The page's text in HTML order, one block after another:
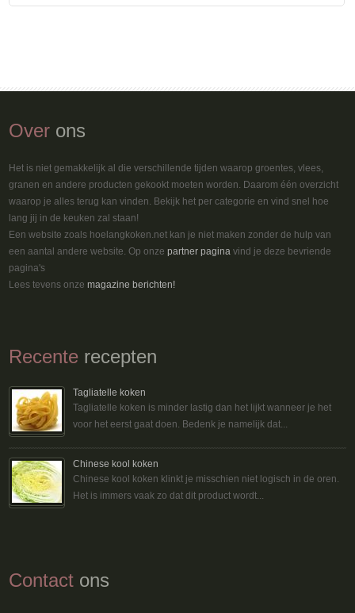
Over ons
Het is niet gemakkelijk al die verschillende tijden waarop groentes, vlees,
granen en andere producten gekookt moeten worden. Daarom één overzicht
waarop je alles terug kan vinden. Bekijk het per categorie en vind snel hoe
lang jij in de keuken zal staan!
Een website zoals hoelangkoken.net kan je niet maken zonder de hulp van
een aantal andere website. Op onzepartner pagina vind je deze bevriende
pagina's
Lees tevens onzemagazine berichten!
Recente recepten
Tagliatelle koken
Tagliatelle koken is minder lastig dan het lijkt wanneer je het
voor het eerst gaat doen. Bedenk je namelijk dat...
Chinese kool koken
Chinese kool koken klinkt je misschien niet logisch in de oren.
Het is immers vaak zo dat dit product wordt...
Contact ons